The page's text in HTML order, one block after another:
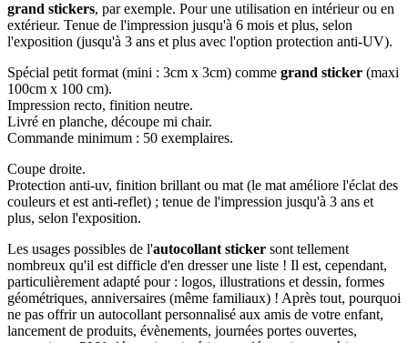
grand stickers, par exemple. Pour une utilisation en intérieur ou en
extérieur. Tenue de l'impression jusqu'à 6 mois et plus, selon
l'exposition (jusqu'à 3 ans et plus avec l'option protection anti-UV).
Spécial petit format (mini : 3cm x 3cm) comme grand sticker (maxi
100cm x 100 cm).
Impression recto, finition neutre.
Livré en planche, découpe mi chair.
Commande minimum : 50 exemplaires.
Coupe droite.
Protection anti-uv, finition brillant ou mat (le mat améliore l'éclat des
couleurs et est anti-reflet) ; tenue de l'impression jusqu'à 3 ans et
plus, selon l'exposition.
Les usages possibles de l'autocollant sticker sont tellement
nombreux qu'il est difficle d'en dresser une liste ! Il est, cependant,
particulièrement adapté pour : logos, illustrations et dessin, formes
géométriques, anniversaires (même familiaux) ! Après tout, pourquoi
ne pas offrir un autocollant personnalisé aux amis de votre enfant,
lancement de produits, évènements, journées portes ouvertes,